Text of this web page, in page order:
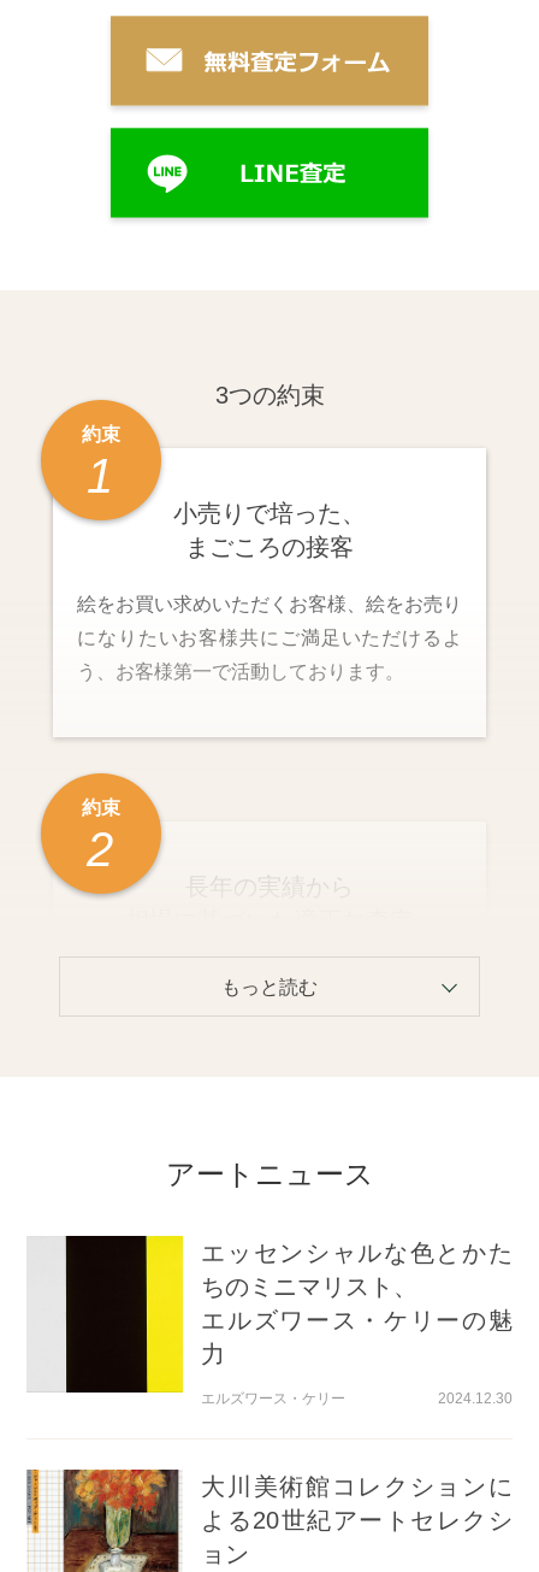
3つの約束
約束
1
小売りで培った、
まごころの接客
絵をお買い求めいただくお客様、絵をお売り
になりたいお客様共にご満足いただけるよ
う、お客様第一で活動しております。
約束
2
長年の実績から
年間1500点ほどの作品を販売していく中で
同数の作品の仕入れを行っております。仕入
大切にされてきた
作品を
次のお客様へと橋渡し
家で大切にされてこられた美術品を大切にし
アートニュース
エッセンシャルな色とかた
ちのミニマリスト、
エルズワース・ケリーの魅
力
エルズワース・ケリー 2024.12.30
大川美術館コレクションに
よる20世紀アートセレクシ
ョン